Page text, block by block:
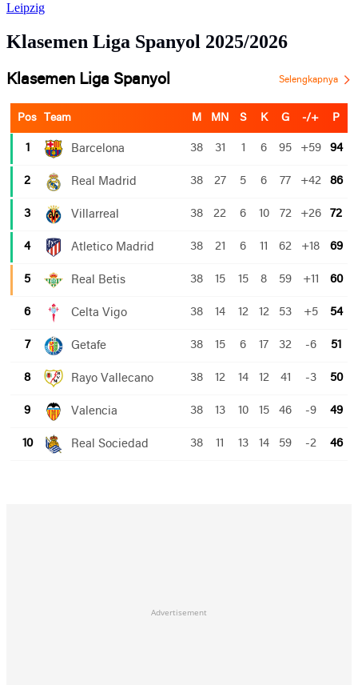
Leipzig
Klasemen Liga Spanyol 2025/2026
Advertisement